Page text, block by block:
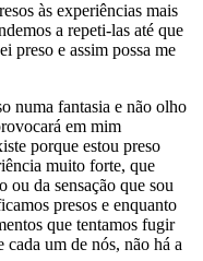
às experiências mais
a repeti-las até que
preso e assim possa me
numa fantasia e não olho
em mim
porque estou preso
muito forte, que
ou da sensação que sou
presos e enquanto
que tentamos fugir
cada um de nós, não há a